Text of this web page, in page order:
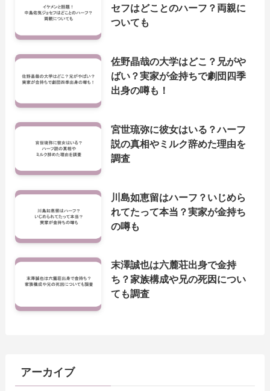
セフはどことのハーフ？両親に
ついても
佐野晶哉の大学はどこ？兄がや
ばい？実家が金持ちで劇団四季
出身の噂も！
宮世琉弥に彼女はいる？ハーフ
説の真相やミルク辞めた理由を
調査
川島如恵留はハーフ？いじめら
れてたって本当？実家が金持ち
の噂も
末澤誠也は六麓荘出身で金持
ち？家族構成や兄の死因につい
ても調査
アーカイブ